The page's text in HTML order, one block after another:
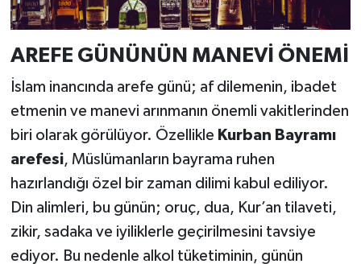
AREFE GÜNÜNÜN MANEVİ ÖNEMİ
İslam inancında arefe günü; af dilemenin, ibadet
etmenin ve manevi arınmanın önemli vakitlerinden
biri olarak görülüyor. Özellikle Kurban Bayramı
arefesi, Müslümanların bayrama ruhen
hazırlandığı özel bir zaman dilimi kabul ediliyor.
Din alimleri, bu günün; oruç, dua, Kur’an tilaveti,
zikir, sadaka ve iyiliklerle geçirilmesini tavsiye
ediyor. Bu nedenle alkol tüketiminin, günün